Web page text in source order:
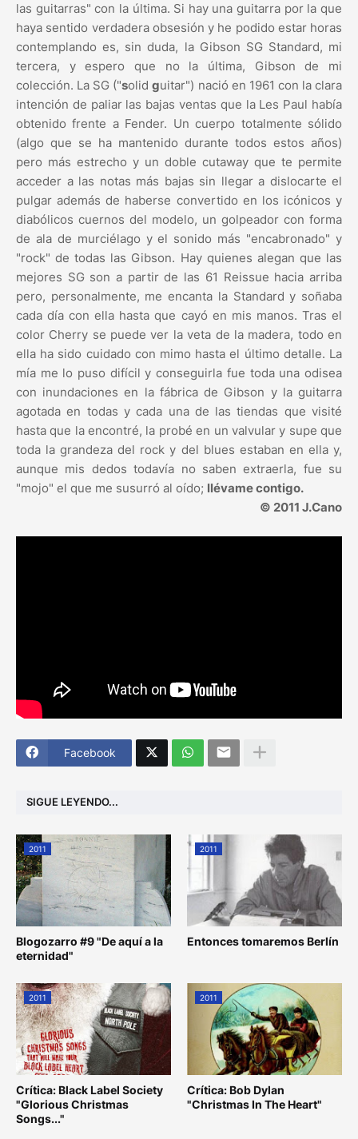
las guitarras" con la última. Si hay una guitarra por la que
haya sentido verdadera obsesión y he podido estar horas
contemplando es, sin duda, la Gibson SG Standard, mi
tercera, y espero que no la última, Gibson de mi
colección. La SG ("solidguitar") nació en 1961 con la clara
intención de paliar las bajas ventas que la Les Paul había
obtenido frente a Fender. Un cuerpo totalmente sólido
(algo que se ha mantenido durante todos estos años)
pero más estrecho y un doble cutaway que te permite
acceder a las notas más bajas sin llegar a dislocarte el
pulgar además de haberse convertido en los icónicos y
diabólicos cuernos del modelo, un golpeador con forma
de ala de murciélago y el sonido más "encabronado" y
"rock" de todas las Gibson. Hay quienes alegan que las
mejores SG son a partir de las 61 Reissue hacia arriba
pero, personalmente, me encanta la Standard y soñaba
cada día con ella hasta que cayó en mis manos. Tras el
color Cherry se puede ver la veta de la madera, todo en
ella ha sido cuidado con mimo hasta el último detalle. La
mía me lo puso difícil y conseguirla fue toda una odisea
con inundaciones en la fábrica de Gibson y la guitarra
agotada en todas y cada una de las tiendas que visité
hasta que la encontré, la probé en un valvular y supe que
toda la grandeza del rock y del blues estaban en ella y,
aunque mis dedos todavía no saben extraerla, fue su
"mojo" el que me susurró al oído; llévame contigo.
© 2011 J.Cano
Facebook
SIGUE LEYENDO...
2011
Blogozarro #9 "De aquí a la
eternidad"
2011
Entonces tomaremos Berlín
2011
Crítica: Black Label Society
"Glorious Christmas
Songs..."
2011
Crítica: Bob Dylan
"Christmas In The Heart"